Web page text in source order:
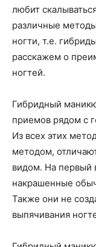
любит
различные
ногти, т.е.
расскажем о
ногтей.
Гибридный
приемов рядом с
Из всех этих
методом,
видом. На первый
накрашенные
Также они не
выпячивания